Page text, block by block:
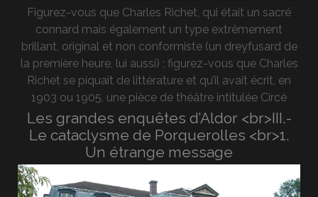
Figurez-vous que Charles Richet, qui était un sacré
connard mais également un type extrêmement
brillant, original et non conformiste (un dreyfusard de
la première heure, lui aussi) ; figurez-vous que Charles
Richet se piquait de littérature et qu’il avait écrit, en
1903 ou 1905, une pièce de théâtre intitulée Circé
Les grandes enquêtes d’Aldor <br>III.-
Le cataclysme de Porquerolles <br>1.
Un étrange message